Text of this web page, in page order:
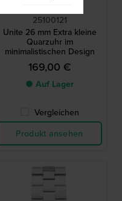
25100121
Unite 26 mm Extra kleine
Quarzuhr im
minimalistischen Design
169,00 €
● Auf Lager
Vergleichen
Produkt ansehen